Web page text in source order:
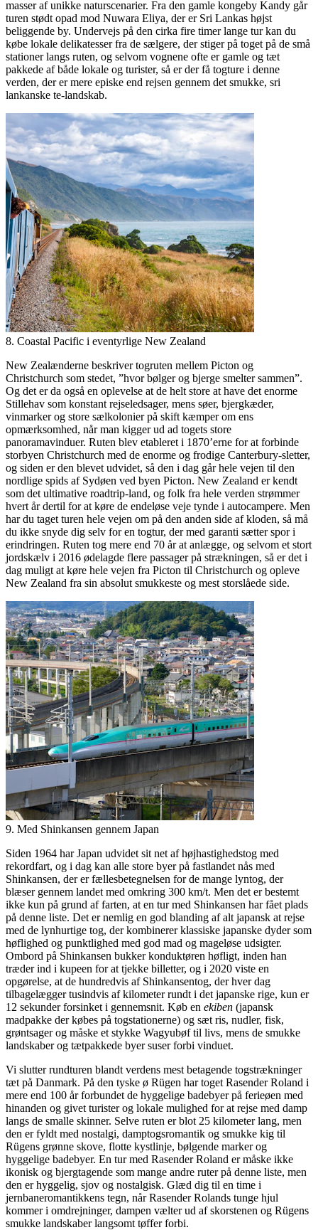
masser af unikke naturscenarier. Fra den gamle kongeby Kandy går
turen stødt opad mod Nuwara Eliya, der er Sri Lankas højst
beliggende by. Undervejs på den cirka fire timer lange tur kan du
købe lokale delikatesser fra de sælgere, der stiger på toget på de små
stationer langs ruten, og selvom vognene ofte er gamle og tæt
pakkede af både lokale og turister, så er der få togture i denne
verden, der er mere episke end rejsen gennem det smukke, sri
lankanske te-landskab.
8. Coastal Pacific i eventyrlige New Zealand
New Zealænderne beskriver togruten mellem Picton og
Christchurch som stedet, ”hvor bølger og bjerge smelter sammen”.
Og det er da også en oplevelse at de helt store at have det enorme
Stillehav som konstant rejseledsager, mens søer, bjergkæder,
vinmarker og store sælkolonier på skift kæmper om ens
opmærksomhed, når man kigger ud ad togets store
panoramavinduer. Ruten blev etableret i 1870’erne for at forbinde
storbyen Christchurch med de enorme og frodige Canterbury-sletter,
og siden er den blevet udvidet, så den i dag går hele vejen til den
nordlige spids af Sydøen ved byen Picton. New Zealand er kendt
som det ultimative roadtrip-land, og folk fra hele verden strømmer
hvert år dertil for at køre de endeløse veje tynde i autocampere. Men
har du taget turen hele vejen om på den anden side af kloden, så må
du ikke snyde dig selv for en togtur, der med garanti sætter spor i
erindringen. Ruten tog mere end 70 år at anlægge, og selvom et stort
jordskælv i 2016 ødelagde flere passager på strækningen, så er det i
dag muligt at køre hele vejen fra Picton til Christchurch og opleve
New Zealand fra sin absolut smukkeste og mest storslåede side.
9. Med Shinkansen gennem Japan
Siden 1964 har Japan udvidet sit net af højhastighedstog med
rekordfart, og i dag kan alle store byer på fastlandet nås med
Shinkansen, der er fællesbetegnelsen for de mange lyntog, der
blæser gennem landet med omkring 300 km/t. Men det er bestemt
ikke kun på grund af farten, at en tur med Shinkansen har fået plads
på denne liste. Det er nemlig en god blanding af alt japansk at rejse
med de lynhurtige tog, der kombinerer klassiske japanske dyder som
høflighed og punktlighed med god mad og mageløse udsigter.
Ombord på Shinkansen bukker konduktøren høfligt, inden han
træder ind i kupeen for at tjekke billetter, og i 2020 viste en
opgørelse, at de hundredvis af Shinkansentog, der hver dag
tilbagelægger tusindvis af kilometer rundt i det japanske rige, kun er
12 sekunder forsinket i gennemsnit. Køb en ekiben (japansk
madpakke der købes på togstationerne) og sæt ris, nudler, fisk,
grøntsager og måske et stykke Wagyubøf til livs, mens de smukke
landskaber og tætpakkede byer suser forbi vinduet.
Vi slutter rundturen blandt verdens mest betagende togstrækninger
tæt på Danmark. På den tyske ø Rügen har toget Rasender Roland i
mere end 100 år forbundet de hyggelige badebyer på ferieøen med
hinanden og givet turister og lokale mulighed for at rejse med damp
langs de smalle skinner. Selve ruten er blot 25 kilometer lang, men
den er fyldt med nostalgi, damptogsromantik og smukke kig til
Rügens grønne skove, flotte kystlinje, bølgende marker og
hyggelige badebyer. En tur med Rasender Roland er måske ikke
ikonisk og bjergtagende som mange andre ruter på denne liste, men
den er hyggelig, sjov og nostalgisk. Glæd dig til en time i
jernbaneromantikkens tegn, når Rasender Rolands tunge hjul
kommer i omdrejninger, dampen vælter ud af skorstenen og Rügens
smukke landskaber langsomt tøffer forbi.